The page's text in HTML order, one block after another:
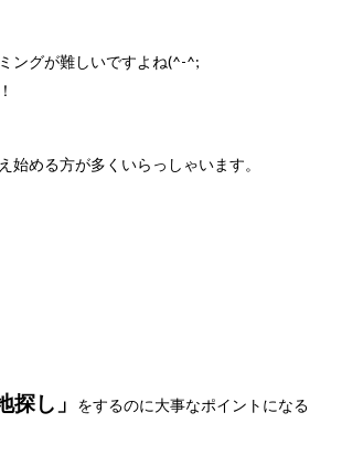
ングが難しいですよね(^-^;
始める方が多くいらっしゃいます。
探し」 をするのに大事なポイントになる